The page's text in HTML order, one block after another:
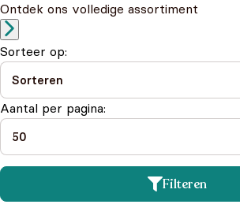
Ontdek ons volledige assortiment
Sorteer op:
Aantal per pagina:
Filteren